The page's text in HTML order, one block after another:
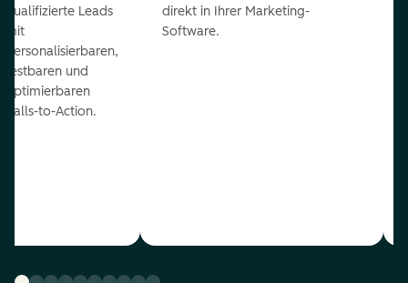
qualifizierte Leads
mit
personalisierbaren,
testbaren und
optimierbaren
Calls-to-Action.
direkt in Ihrer Marketing-
Software.